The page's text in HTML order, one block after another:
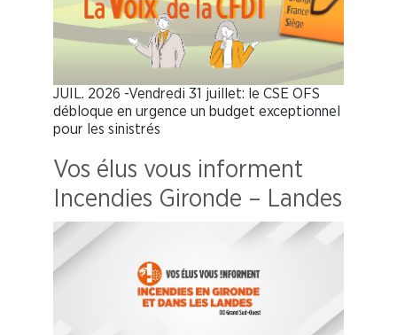
JUIL. 2026 -Vendredi 31 juillet: le CSE OFS
débloque en urgence un budget exceptionnel
pour les sinistrés
Vos élus vous informent
Incendies Gironde – Landes